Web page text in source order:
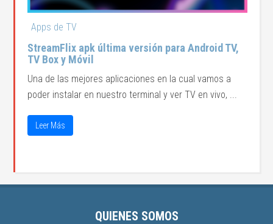
Apps de TV
StreamFlix apk última versión para Android TV,
TV Box y Móvil
Una de las mejores aplicaciones en la cual vamos a
poder instalar en nuestro terminal y ver TV en vivo, ...
Leer Más
QUIENES SOMOS